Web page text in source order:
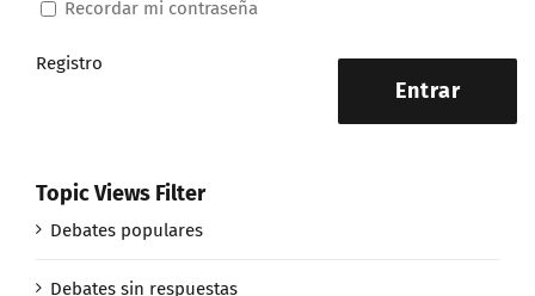
Recordar mi contraseña
Entrar
Registro
Topic Views Filter
Debates populares
Debates sin respuestas